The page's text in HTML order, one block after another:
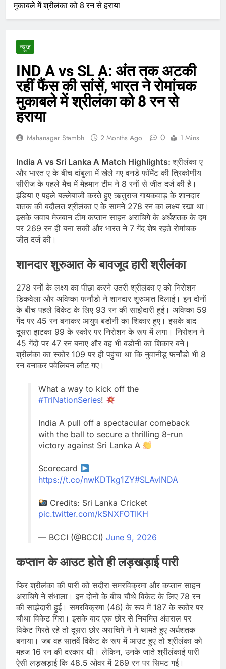
मुकाबले में श्रीलंका को 8 रन से हराया
न्यूज़
IND A vs SL A: अंत तक अटकी
रहीं फैंस की सांसें, भारत ने रोमांचक
मुकाबले में श्रीलंका को 8 रन से
हराया
Mahanagar Stambh 2 Months Ago 0 1 Mins
India A vs Sri Lanka A Match Highlights:श्रीलंका ए
और भारत ए के बीच दांबुला में खेले गए वनडे फॉर्मेट की त्रिकोणीय
सीरीज के पहले मैच में मेहमान टीम ने 8 रनों से जीत दर्ज की है।
इंडिया ए पहले बल्‍लेबाजी करते हुए ऋतुराज गायकवाड़ के शानदार
शतक की बदौलत श्रीलंका ए के सामने 278 रन का लक्ष्य रखा था।
इसके जवाब मेजबान टीम कप्‍तान साहन अराचिगे के अर्धशतक के दम
पर 269 रन ही बना सकी और भारत ने 7 गेंद शेष रहते रोमांचक
जीत दर्ज की।
शानदार शुरुआत के बावजूद हारी श्रीलंका
278 रनों के लक्ष्‍य का पीछा करने उतरी श्रीलंका ए को निरोशन
डिकवेला और अविष्का फर्नांडो ने शानदार शुरुआत दिलाई। इन दोनों
के बीच पहले विकेट के लिए 93 रन की साझेदारी हुई। अविष्का 59
गेंद पर 45 रन बनाकर आयुष बडोनी का शिकार हुए। इसके बाद
दूसरा झटका 99 के स्कोर पर निरोशन के रूप में लगा। निरोशन ने
45 गेंदों पर 47 रन बनाए और वह भी बडोनी का शिकार बने।
श्रीलंका का स्‍कोर 109 पर ही पहुंचा था कि नुवानीडू फर्नांडो भी 8
रन बनाकर पवेलियन लौट गए।
What a way to kick off the
#TriNationSeries!
India A pull off a spectacular comeback
with the ball to secure a thrilling 8-run
victory against Sri Lanka A
Scorecard
https://t.co/nwKDTkg1ZY#SLAvINDA
Credits: Sri Lanka Cricket
pic.twitter.com/kSNXFOTIKH
— BCCI (@BCCI) June 9, 2026
कप्तान के आउट होते ही लड़खड़ाई पारी
फिर श्रीलंका की पारी को सदीरा समरविक्रमा और कप्तान साहन
अराचिगे ने संभाला। इन दोनों के बीच चौथे विकेट के लिए 78 रन
की साझेदारी हुई। समरविक्रमा (46) के रूप में 187 के स्कोर पर
चौथा विकेट गिरा। इसके बाद एक छोर से नियमित अंतराल पर
विकेट गिरते रहे तो दूसरा छोर अराचिगे ने ने थामते हुए अर्धशतक
बनाया। जब वह सातवें विकेट के रूप में आउट हुए तो श्रीलंका को
महज 16 रन की दरकार थी। लेकिन, उनके जाते श्रीलंकाई पारी
ऐसी लड़खड़ाई कि 48.5 ओवर में 269 रन पर सिमट गई।